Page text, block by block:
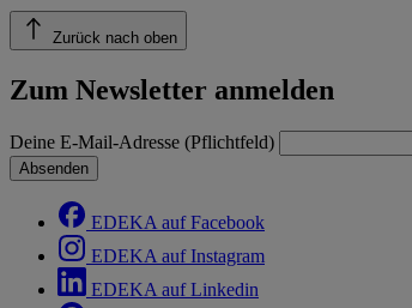
Zurück nach oben
Zum Newsletter anmelden
Deine E-Mail-Adresse (Pflichtfeld)
Absenden
EDEKA auf Facebook
EDEKA auf Instagram
EDEKA auf Linkedin